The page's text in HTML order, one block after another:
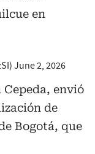
en
June 2, 2026
envió
de
Bogotá, que